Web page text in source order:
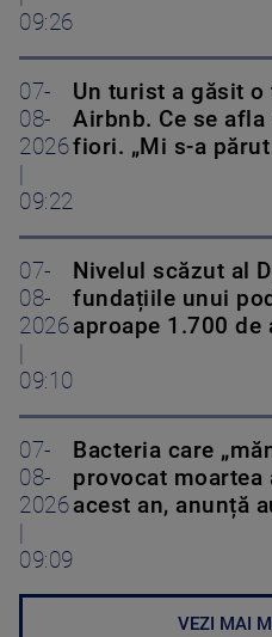
09:26
07-
08-
2026
09:22
Un turist a găsit
Airbnb. Ce se
fiori. „Mi s-a
07-
08-
2026
09:10
Nivelul scăzut al
fundațiile unui
aproape 1.700 de
07-
08-
2026
09:09
Bacteria care
provocat moartea
acest an, anunță
VEZI MAI